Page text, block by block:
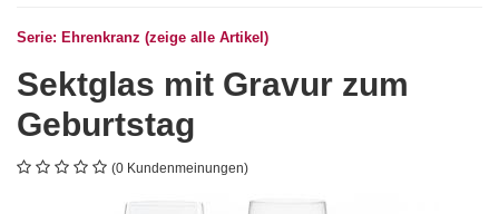
Serie: Ehrenkranz (zeige alle Artikel)
Sektglas mit Gravur zum
Geburtstag
(0 Kundenmeinungen)